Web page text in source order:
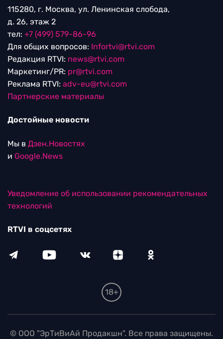
115280, г. Москва, ул. Ленинская слобода,
д. 26, этаж 2
тел: +7 (499) 579-86-96
Для общих вопросов: Infortvi@rtvi.com
Редакция RTVI: news@rtvi.com
Маркетинг/PR: pr@rtvi.com
Реклама RTVI: adv-eu@rtvi.com
Партнерские материалы
Достойные новости
Мы в Дзен.Новостях
и Google.News
Уведомление об использовании рекомендательных
технологий
RTVI в соцсетях
18+
© ООО "ЭрТиВиАй Продакшн". Все права защищены.